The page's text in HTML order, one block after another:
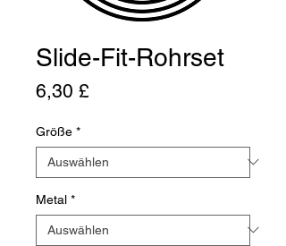
Slide-Fit-Rohrset
6,30 £
Größe *
Metal *